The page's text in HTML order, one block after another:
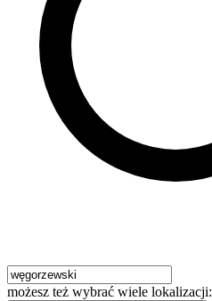
możesz też wybrać wiele lokalizacji: